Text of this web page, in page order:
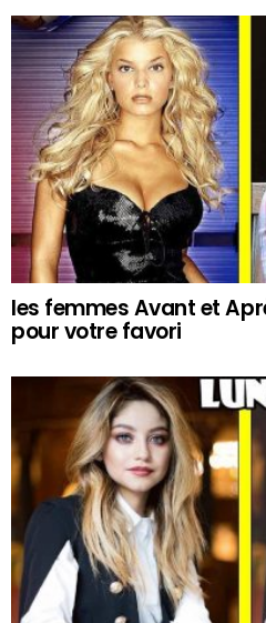
les femmes Avant et
pour votre favori